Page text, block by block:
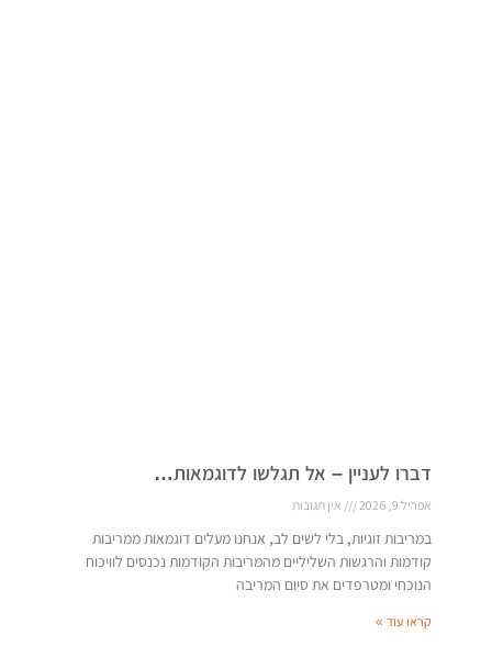
דברו לעניין – אל תגלשו לדוגמאות…
אפריל 9, 2026 אין תגובות
במריבות זוגיות, בלי לשים לב, אנחנו מעלים דוגמאות ממריבות
קודמות והרגשות השליליים מהמריבות הקודמות נכנסים לוויכוח
הנוכחי ומטרפדים את סיום המריבה
קראו עוד »